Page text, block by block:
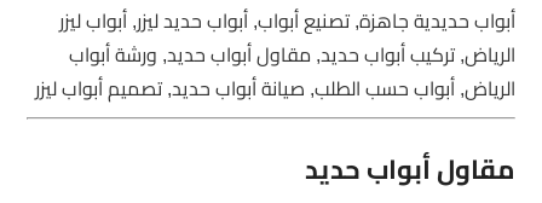
أبواب حديدية جاهزة, تصنيع أبواب, أبواب حديد ليزر, أبواب ليزر
الرياض, تركيب أبواب حديد, مقاول أبواب حديد, ورشة أبواب
الرياض, أبواب حسب الطلب, صيانة أبواب حديد, تصميم أبواب ليزر
مقاول أبواب حديد